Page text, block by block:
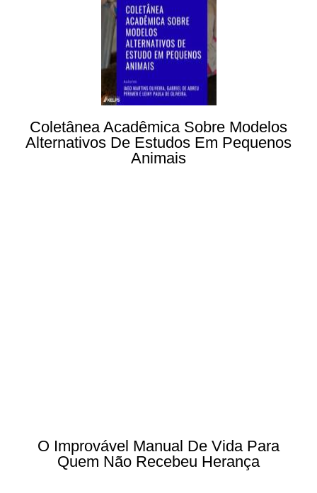
Coletânea Acadêmica Sobre Modelos
Alternativos De Estudos Em Pequenos
Animais
O Improvável Manual De Vida Para
Quem Não Recebeu Herança